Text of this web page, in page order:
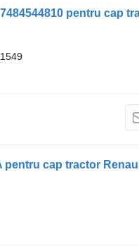
pentru cap
pentru cap tractor